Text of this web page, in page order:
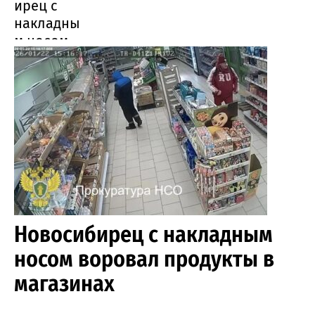
ирец с
накладны
м носом
воровал
продукты
в
магазинах
города
Новосибирец с накладным
носом воровал продукты в
магазинах